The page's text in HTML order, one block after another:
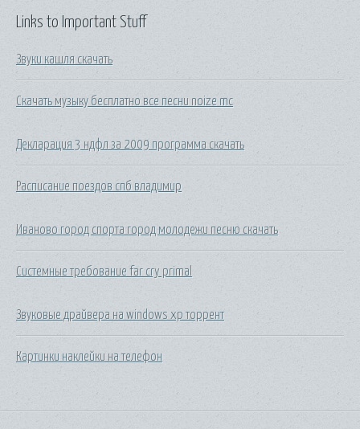
Links to Important Stuff
Звуки кашля скачать
Скачать музыку бесплатно все песни noize mc
Декларация 3 ндфл за 2009 программа скачать
Расписание поездов спб владимир
Иваново город спорта город молодежи песню скачать
Системные требование far cry primal
Звуковые драйвера на windows xp торрент
Картинки наклейки на телефон